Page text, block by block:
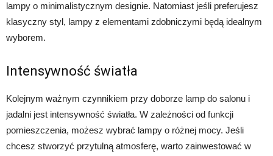
lampy o minimalistycznym designie. Natomiast jeśli preferujesz
klasyczny styl, lampy z elementami zdobniczymi będą idealnym
wyborem.
Intensywność światła
Kolejnym ważnym czynnikiem przy doborze lamp do salonu i
jadalni jest intensywność światła. W zależności od funkcji
pomieszczenia, możesz wybrać lampy o różnej mocy. Jeśli
chcesz stworzyć przytulną atmosferę, warto zainwestować w